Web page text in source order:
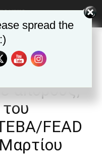
τύπου
άρθρα
από το
άπορους,
FEAD
spread the